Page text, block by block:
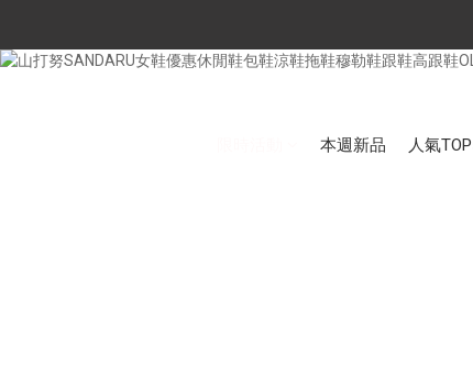
本週新品 人氣